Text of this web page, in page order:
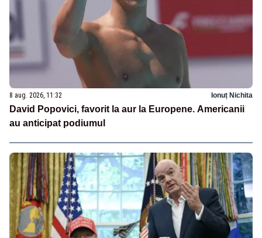
8 aug. 2026, 11:32 Ionuț Nichita
David Popovici, favorit la aur la Europene. Americanii
au anticipat podiumul